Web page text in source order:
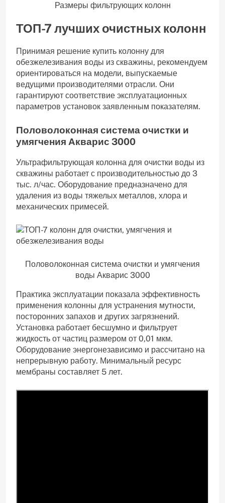
Размеры фильтрующих колонн
ТОП-7 лучших очистных колонн
Принимая решение купить колонну для
обезжелезивания воды из скважины, рекомендуем
ориентироваться на модели, выпускаемые
ведущими производителями отрасли. Они
гарантируют соответствие эксплуатационных
параметров установок заявленным показателям.
Половолоконная система очистки и
умягчения Акварис 3000
Ультрафильтрующая колонна для очистки воды из
скважины работает с производительностью до 3
тыс. л/час. Оборудование предназначено для
удаления из воды тяжелых металлов, хлора и
механических примесей.
Половолоконная система очистки и умягчения
воды Акварис 3000
Практика эксплуатации показала эффективность
применения колонны для устранения мутности,
посторонних запахов и других загрязнений.
Установка работает бесшумно и фильтрует
жидкость от частиц размером от 0,01 мкм.
Оборудование энергонезависимо и рассчитано на
непрерывную работу. Минимальный ресурс
мембраны составляет 5 лет.